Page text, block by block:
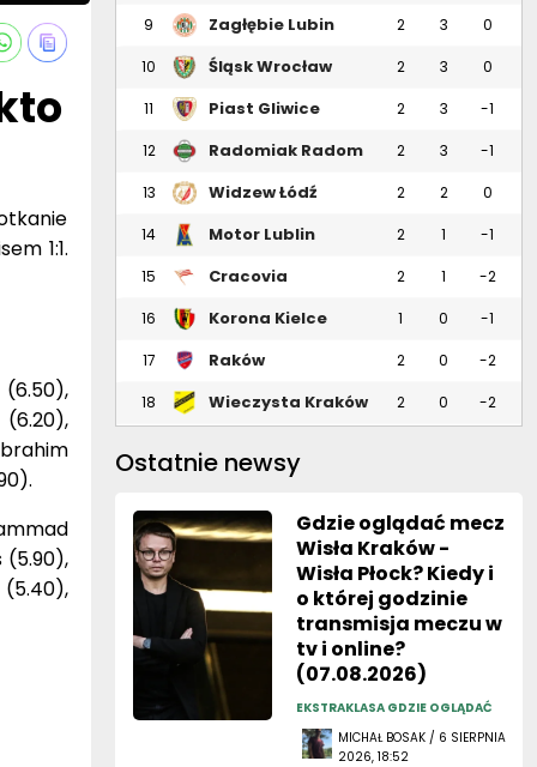
1:1.
(5.90),
(5.40),
9 Zagłębie Lubin 2 3 0
10 Śląsk Wrocław 2 3 0
11 Piast Gliwice 2 3 -1
12 Radomiak Radom 2 3 -1
13 Widzew Łódź 2 2 0
14 Motor Lublin 2 1 -1
15 Cracovia 2 1 -2
16 Korona Kielce 1 0 -1
17
Raków
2 0 -2
18 Wieczysta Kraków 2 0 -2
Ostatnie newsy
Gdzie oglądać mecz
Wisła Kraków -
Wisła Płock? Kiedy i
o której godzinie
transmisja meczu w
tv i online?
(07.08.2026)
EKSTRAKLASA GDZIE OGLĄDAĆ
MICHAŁ BOSAK / 6 SIERPNIA
2026, 18:52